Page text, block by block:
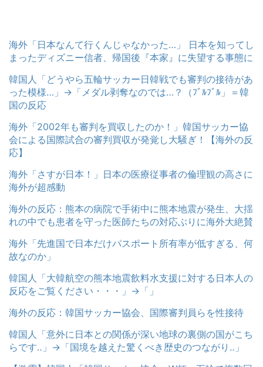
海外「日本なんて行くんじゃなかった…」 日本を知ってし
まったディズニー信者、帰国後『本家』に失望する事態に
韓国人「どうやら五輪サッカー日韓戦でも審判の接待があ
った模様…」→「メダル剥奪なのでは…？（ﾌﾞﾙﾌﾞﾙ」＝韓
国の反応
海外「2002年も審判を買収したのか！」韓国サッカー協
会による国際試合の審判買収が発覚し大騒ぎ！【海外の反
応】
海外「さすが日本！」日本の医療従事者の倫理観の高さに
海外が超感動
海外の反応：熊本の病院で手術中に熊本地震が発生、大揺
れの中でも患者を守った医師たちの対応ぶりに海外大絶賛
海外「先進国で日本だけパスポート所有率が低すぎる、何
故なのか」
韓国人「大韓航空の熊本地震飲料水支援に対する日本人の
反応をご覧ください・・・」→「」
海外の反応：韓国サッカー協会、国際審判員らを性接待
韓国人「意外に日本との関係が深い地球の裏側の国がこち
らです‥」→「国境を越えた驚くべき歴史のつながり‥」